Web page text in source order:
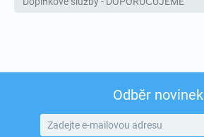
Odběr novinek